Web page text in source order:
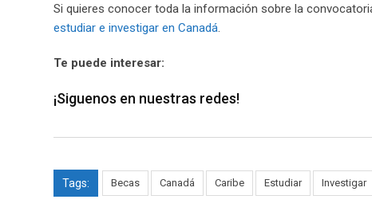
Si quieres conocer toda la información sobre la
estudiar e investigar en Canadá.
Te puede interesar:
¡Siguenos en nuestras redes!
Tags: Becas Canadá Caribe Estudiar Investigar